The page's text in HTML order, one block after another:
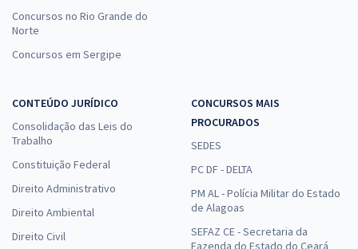
Concursos no Rio Grande do
Norte
Concursos em Sergipe
CONTEÚDO JURÍDICO
Consolidação das Leis do
Trabalho
Constituição Federal
Direito Administrativo
Direito Ambiental
Direito Civil
CONCURSOS MAIS
PROCURADOS
SEDES
PC DF - DELTA
PM AL - Polícia Militar do Estado
de Alagoas
SEFAZ CE - Secretaria da
Fazenda do Estado do Ceará